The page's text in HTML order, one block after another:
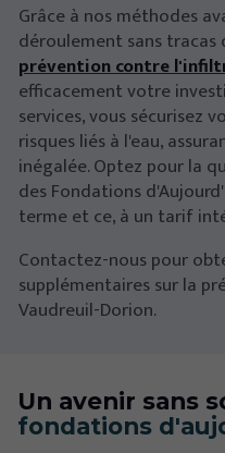
Grâce à nos méthodes
déroulement sans tracas
prévention contre
efficacement votre
services, vous sécurisez
risques liés à l'eau,
inégalée. Optez pour la
des Fondations
terme et ce, à un tarif
Contactez-nous pour
supplémentaires sur la
Vaudreuil-Dorion.
Un avenir sans
fondations